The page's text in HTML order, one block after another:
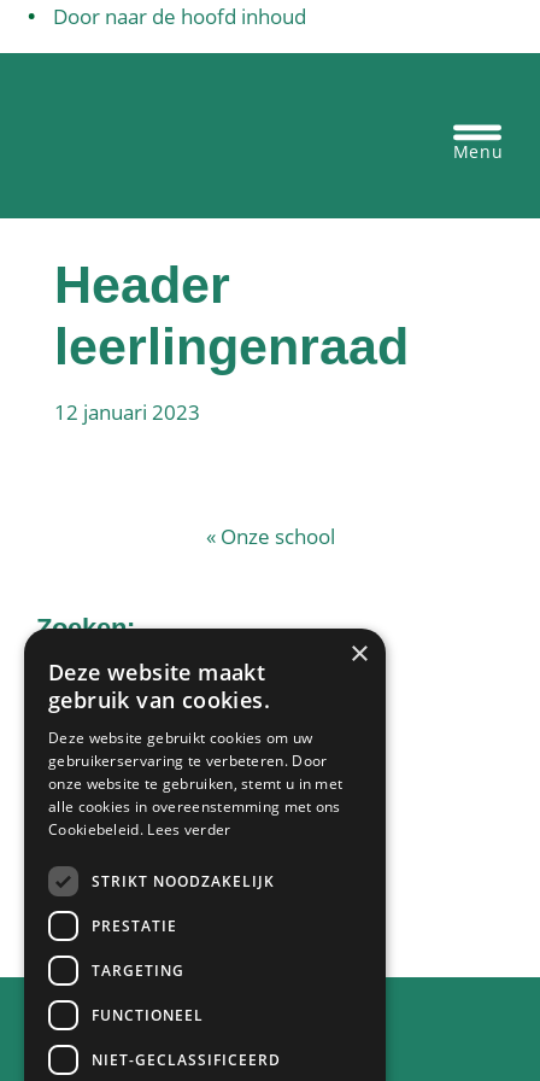
Door naar de hoofd inhoud
Header
leerlingenraad
12 januari 2023
« Onze school
Zoeken:
Zoek
op
deze
website
Laatste nieuws:
Alle berichten
Contact
×
Deze website maakt
gebruik van cookies.
Deze website gebruikt cookies om uw
gebruikerservaring te verbeteren. Door
onze website te gebruiken, stemt u in met
alle cookies in overeenstemming met ons
Cookiebeleid. Lees verder
STRIKT NOODZAKELIJK
PRESTATIE
TARGETING
FUNCTIONEEL
NIET-GECLASSIFICEERD